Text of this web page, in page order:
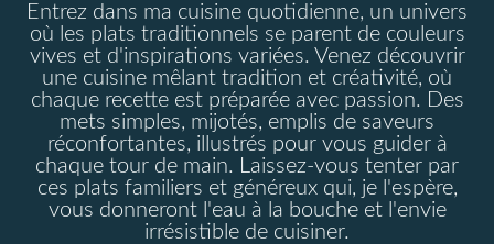
Entrez dans ma cuisine quotidienne, un univers
où les plats traditionnels se parent de couleurs
vives et d'inspirations variées. Venez découvrir
une cuisine mêlant tradition et créativité, où
chaque recette est préparée avec passion. Des
mets simples, mijotés, emplis de saveurs
réconfortantes, illustrés pour vous guider à
chaque tour de main. Laissez-vous tenter par
ces plats familiers et généreux qui, je l'espère,
vous donneront l'eau à la bouche et l'envie
irrésistible de cuisiner.